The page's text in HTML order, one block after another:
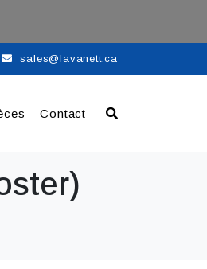
sales@lavanett.ca
Contact